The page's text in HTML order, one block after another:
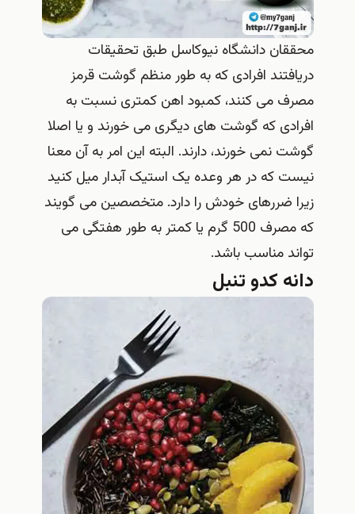
محققان دانشگاه نیوکاسل طبق تحقیقات
دریافتند افرادی که به طور منظم گوشت قرمز
مصرف می کنند، کمبود اهن کمتری نسبت به
افرادی که گوشت های دیگری می خورند و یا اصلا
گوشت نمی خورند، دارند. البته این امر به آن معنا
نیست که در هر وعده یک استیک آبدار میل کنید
زیرا ضررهای خودش را دارد. متخصصین می گویند
که مصرف 500 گرم یا کمتر به طور هفتگی می
تواند مناسب باشد.
دانه کدو تنبل